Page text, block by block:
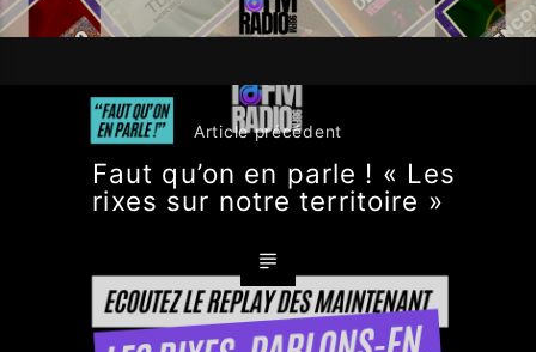
Article précédent
Faut qu’on en parle ! « Les
rixes sur notre territoire »